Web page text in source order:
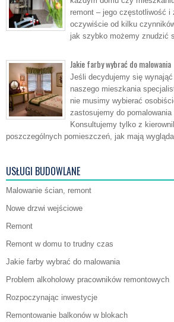
remont – jego częstotliwość i
oczywiście od kilku
jak szybko możemy znudzić
Jakie farby wybrać do malowania
Jeśli decydujemy się
naszego mieszkania
nie musimy wybierać
zastosujemy do
Konsultujemy tylko z
poszczególnych pomieszczeń, jak mają
USŁUGI BUDOWLANE
Malowanie ścian, remont
Nowe drzwi wejściowe
Remont
Remont w domu to trudny czas
Jakie farby wybrać do malowania
Problem alkoholowy pracowników remontowych
Rozpoczynając inwestycje
Remontowanie balkonów w blokach